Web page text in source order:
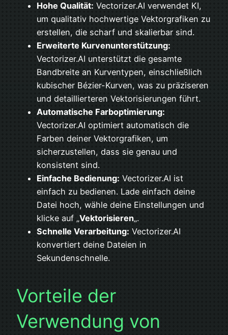
Hohe Qualität: Vectorizer.AI verwendet KI,
um qualitativ hochwertige Vektorgrafiken zu
erstellen, die scharf und skalierbar sind.
Erweiterte Kurvenunterstützung:
Vectorizer.AI unterstützt die gesamte
Bandbreite an Kurventypen, einschließlich
kubischer Bézier-Kurven, was zu präziseren
und detaillierteren Vektorisierungen führt.
Automatische Farboptimierung:
Vectorizer.AI optimiert automatisch die
Farben deiner Vektorgrafiken, um
sicherzustellen, dass sie genau und
konsistent sind.
Einfache Bedienung: Vectorizer.AI ist
einfach zu bedienen. Lade einfach deine
Datei hoch, wähle deine Einstellungen und
klicke auf „Vektorisieren„.
Schnelle Verarbeitung: Vectorizer.AI
konvertiert deine Dateien in
Sekundenschnelle.
Vorteile der
Verwendung von